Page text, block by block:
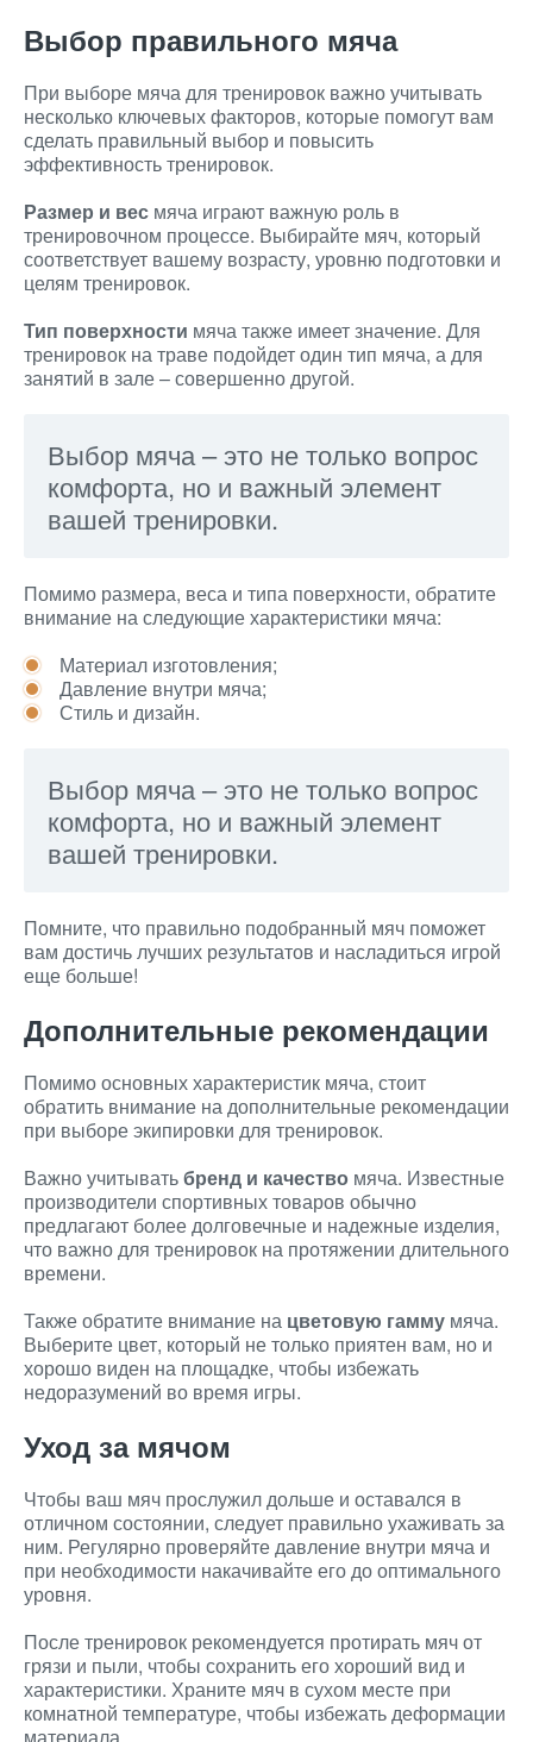
Выбор правильного мяча
При выборе мяча для тренировок важно учитывать
несколько ключевых факторов, которые помогут вам
сделать правильный выбор и повысить
эффективность тренировок.
Размер и вес мяча играют важную роль в
тренировочном процессе. Выбирайте мяч, который
соответствует вашему возрасту, уровню подготовки и
целям тренировок.
Тип поверхности мяча также имеет значение. Для
тренировок на траве подойдет один тип мяча, а для
занятий в зале – совершенно другой.
Выбор мяча – это не только вопрос
комфорта, но и важный элемент
вашей тренировки.
Помимо размера, веса и типа поверхности, обратите
внимание на следующие характеристики мяча:
Материал изготовления;
Давление внутри мяча;
Стиль и дизайн.
Выбор мяча – это не только вопрос
комфорта, но и важный элемент
вашей тренировки.
Помните, что правильно подобранный мяч поможет
вам достичь лучших результатов и насладиться игрой
еще больше!
Дополнительные рекомендации
Помимо основных характеристик мяча, стоит
обратить внимание на дополнительные рекомендации
при выборе экипировки для тренировок.
Важно учитыватьбренд и качество мяча. Известные
производители спортивных товаров обычно
предлагают более долговечные и надежные изделия,
что важно для тренировок на протяжении длительного
времени.
Также обратите внимание на цветовую гамму мяча.
Выберите цвет, который не только приятен вам, но и
хорошо виден на площадке, чтобы избежать
недоразумений во время игры.
Уход за мячом
Чтобы ваш мяч прослужил дольше и оставался в
отличном состоянии, следует правильно ухаживать за
ним. Регулярно проверяйте давление внутри мяча и
при необходимости накачивайте его до оптимального
уровня.
После тренировок рекомендуется протирать мяч от
грязи и пыли, чтобы сохранить его хороший вид и
характеристики. Храните мяч в сухом месте при
комнатной температуре, чтобы избежать деформации